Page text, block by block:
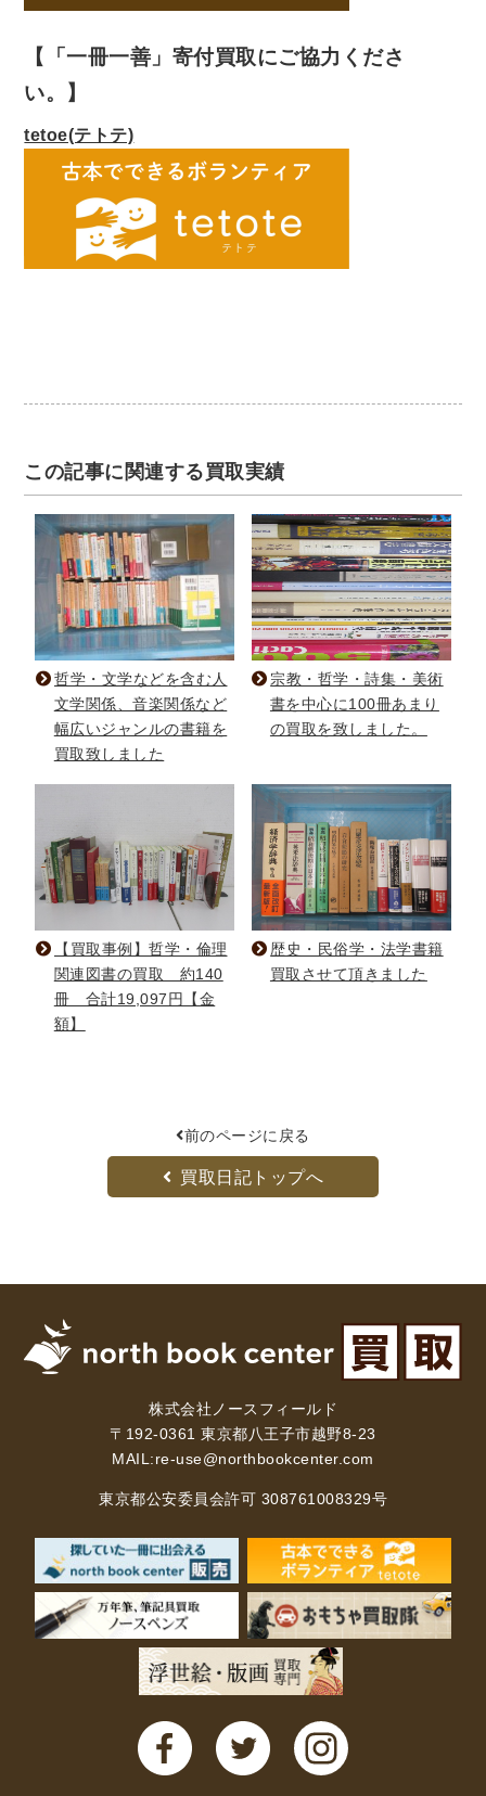
【「一冊一善」寄付買取にご協力くださ
い。】
tetoe(テトテ)
この記事に関連する買取実績
哲学・文学などを含む人
文学関係、音楽関係など
幅広いジャンルの書籍を
買取致しました
宗教・哲学・詩集・美術
書を中心に100冊あまり
の買取を致しました。
【買取事例】哲学・倫理
関連図書の買取 約140
冊 合計19,097円【金
額】
歴史・民俗学・法学書籍
買取させて頂きました
前のページに戻る
買取日記トップへ
株式会社ノースフィールド
〒192-0361 東京都八王子市越野8-23
MAIL:re-use@northbookcenter.com
東京都公安委員会許可 308761008329号